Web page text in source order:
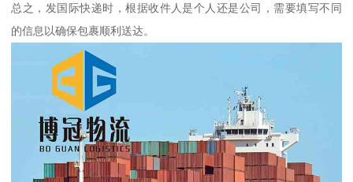
总之，发国际快递时，根据收件人是个人还是公司，需要填写不同
的信息以确保包裹顺利送达。